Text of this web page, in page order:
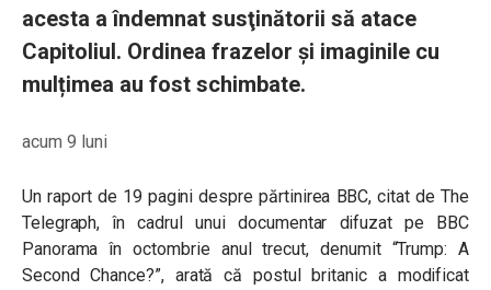
acesta a îndemnat susţinătorii să atace
Capitoliul. Ordinea frazelor și imaginile cu
mulțimea au fost schimbate.
acum 9 luni
Un raport de 19 pagini despre părtinirea BBC, citat de The
Telegraph, în cadrul unui documentar difuzat pe BBC
Panorama în octombrie anul trecut, denumit “Trump: A
Second Chance?”, arată că postul britanic a modificat